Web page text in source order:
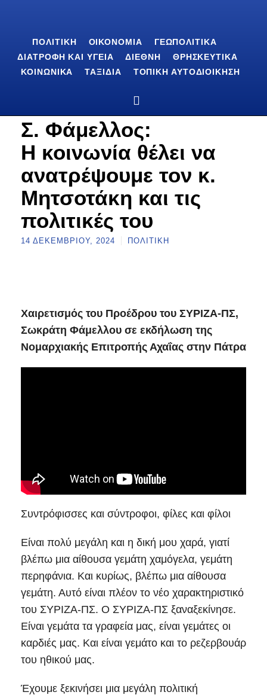
ΠΟΛΙΤΙΚΉ ΟΙΚΟΝΟΜΊΑ
ΓΕΩΠΟΛΙΤΙΚΆ
ΔΙΑΤΡΟΦΉ ΚΑΙ ΥΓΕΊΑ
ΔΙΕΘΝΉ
ΘΡΗΣΚΕΥΤΙΚΆ
ΚΟΙΝΩΝΙΚΆ
ΤΑΞΊΔΙΑ ΤΟΠΙΚΉ ΑΥΤΟΔΙΟΊΚΗΣΗ
Σ. Φάμελλος:
Η κοινωνία θέλει να
ανατρέψουμε τον κ.
Μητσοτάκη και τις
πολιτικές του
14 ΔΕΚΕΜΒΡΊΟΥ, 2024 ΠΟΛΙΤΙΚΉ
Χαιρετισμός του Προέδρου του ΣΥΡΙΖΑ-ΠΣ,
Σωκράτη Φάμελλου σε εκδήλωση της
Νομαρχιακής Επιτροπής Αχαΐας στην Πάτρα
Συντρόφισσες και σύντροφοι, φίλες και φίλοι
Είναι πολύ μεγάλη και η δική μου χαρά, γιατί
βλέπω μια αίθουσα γεμάτη χαμόγελα, γεμάτη
περηφάνια. Και κυρίως, βλέπω μια αίθουσα
γεμάτη. Αυτό είναι πλέον το νέο χαρακτηριστικό
του ΣΥΡΙΖΑ-ΠΣ. Ο ΣΥΡΙΖΑ-ΠΣ ξαναξεκίνησε.
Είναι γεμάτα τα γραφεία μας, είναι γεμάτες οι
καρδιές μας. Και είναι γεμάτο και το ρεζερβουάρ
του ηθικού μας.
Έχουμε ξεκινήσει μια μεγάλη πολιτική